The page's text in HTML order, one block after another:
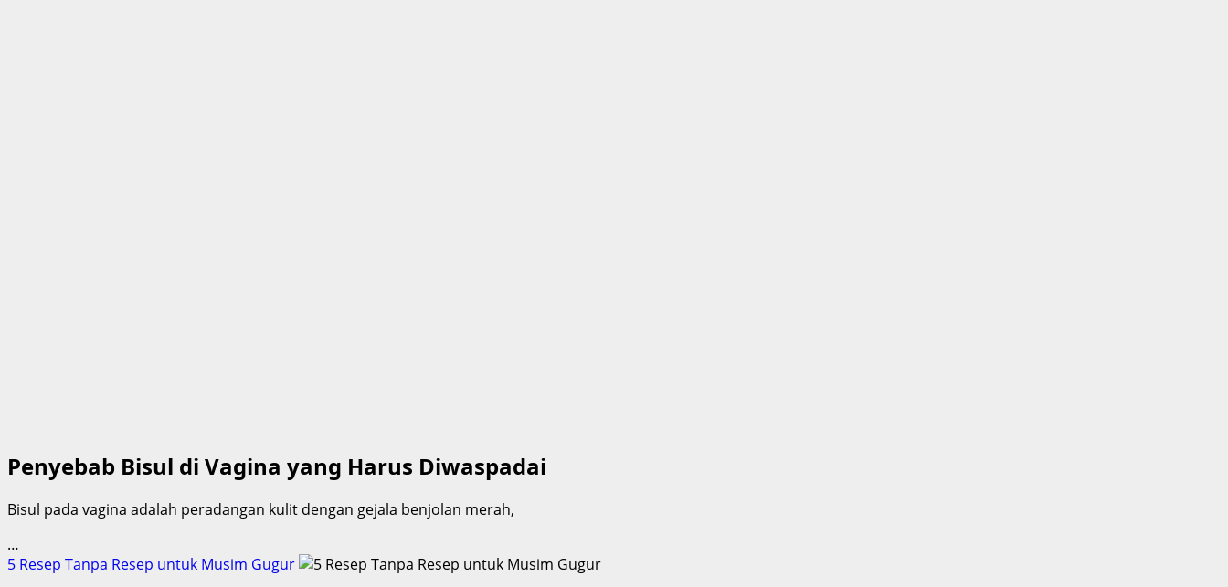
Penyebab Bisul di Vagina yang Harus Diwaspadai
Bisul pada vagina adalah peradangan kulit dengan gejala benjolan merah,
…
5 Resep Tanpa Resep untuk Musim Gugur